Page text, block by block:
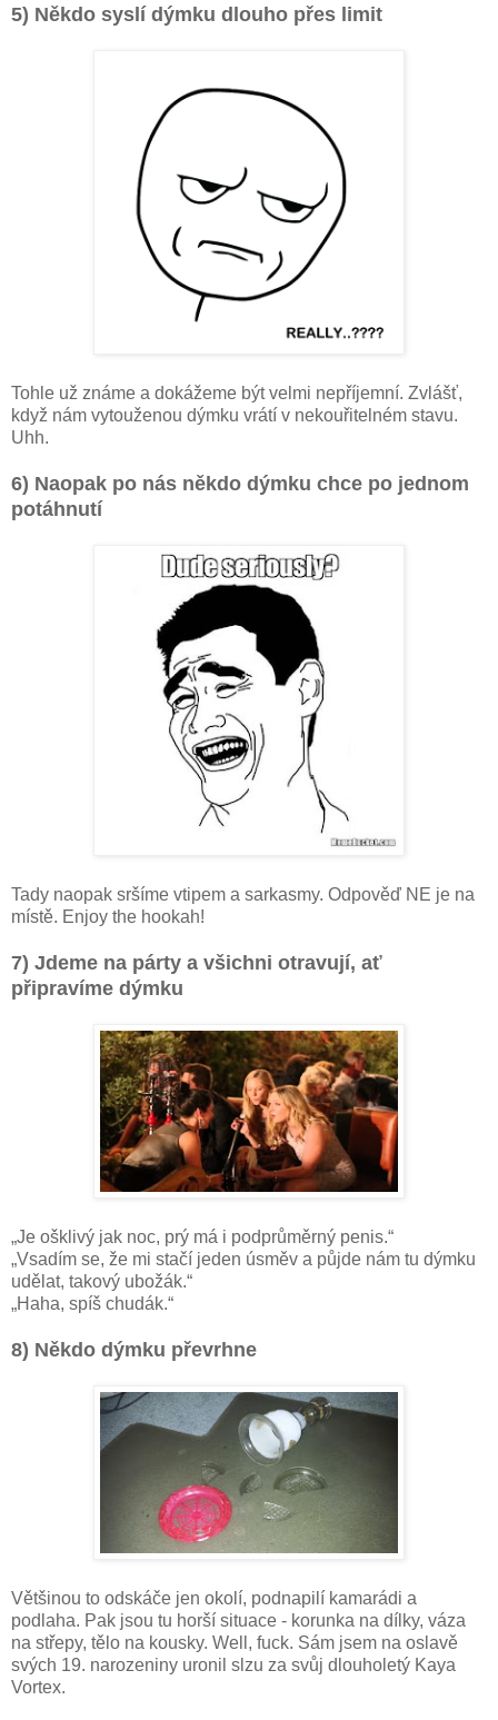
5) Někdo syslí dýmku dlouho přes limit
Tohle už známe a dokážeme být velmi nepříjemní. Zvlášť,
když nám vytouženou dýmku vrátí v nekouřitelném stavu.
Uhh.
6) Naopak po nás někdo dýmku chce po jednom
potáhnutí
Tady naopak sršíme vtipem a sarkasmy. Odpověď NE je na
místě. Enjoy the hookah!
7) Jdeme na párty a všichni otravují, ať
připravíme dýmku
„Je ošklivý jak noc, prý má i podprůměrný penis.“
„Vsadím se, že mi stačí jeden úsměv a půjde nám tu dýmku
udělat, takový ubožák.“
„Haha, spíš chudák.“
8) Někdo dýmku převrhne
Většinou to odskáče jen okolí, podnapilí kamarádi a
podlaha. Pak jsou tu horší situace - korunka na dílky, váza
na střepy, tělo na kousky. Well, fuck. Sám jsem na oslavě
svých 19. narozeniny uronil slzu za svůj dlouholetý Kaya
Vortex.